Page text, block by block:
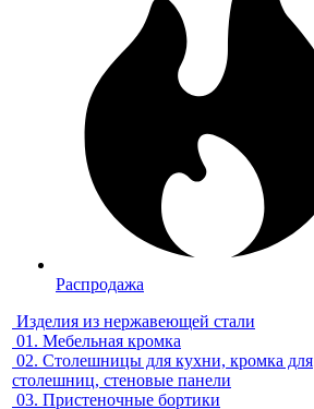
Распродажа
Изделия из нержавеющей стали
01. Мебельная кромка
02. Столешницы для кухни, кромка для
столешниц, стеновые панели
03. Пристеночные бортики